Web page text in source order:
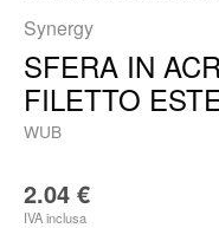
Synergy
SFERA IN
FILETTO
WUB
2.04 €
IVA inclusa